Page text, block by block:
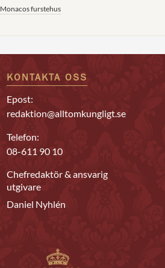
Monacos furstehus
KONTAKTA OSS
Epost:
redaktion@alltomkungligt.se
Telefon:
08-611 90 10
Chefredaktör & ansvarig
utgivare
Daniel Nyhlén